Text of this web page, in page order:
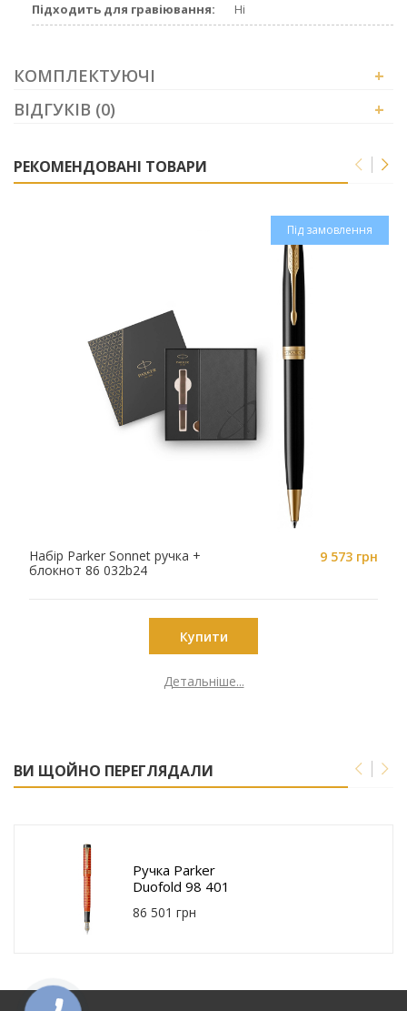
Підходить для гравіювання:
Ні
КОМПЛЕКТУЮЧІ
+
ВІДГУКІВ (0)
+
РЕКОМЕНДОВАНІ ТОВАРИ
Під замовлення
Набір Parker Sonnet ручка +
блокнот 86 032b24
9 573 грн
Купити
Детальніше...
ВИ ЩОЙНО ПЕРЕГЛЯДАЛИ
Ручка Parker
Duofold 98 401
86 501 грн